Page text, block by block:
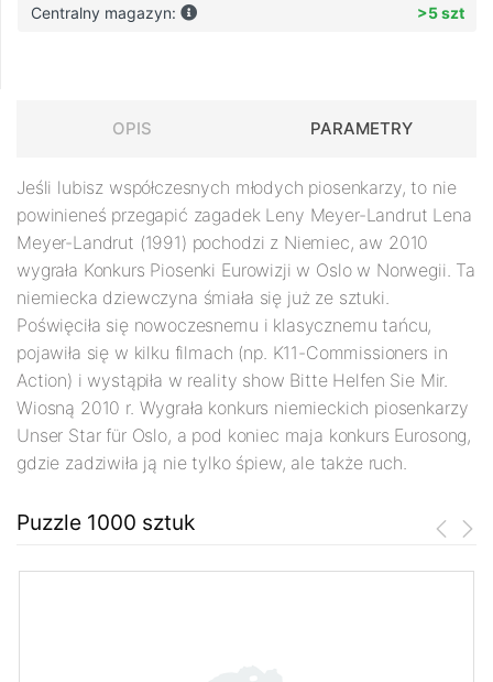
Centralny magazyn: >5 szt
OPIS PARAMETRY
Jeśli lubisz współczesnych młodych piosenkarzy, to nie
powinieneś przegapić zagadek Leny Meyer-Landrut Lena
Meyer-Landrut (1991) pochodzi z Niemiec, aw 2010
wygrała Konkurs Piosenki Eurowizji w Oslo w Norwegii. Ta
niemiecka dziewczyna śmiała się już ze sztuki.
Poświęciła się nowoczesnemu i klasycznemu tańcu,
pojawiła się w kilku filmach (np. K11-Commissioners in
Action) i wystąpiła w reality show Bitte Helfen Sie Mir.
Wiosną 2010 r. Wygrała konkurs niemieckich piosenkarzy
Unser Star für Oslo, a pod koniec maja konkurs Eurosong,
gdzie zadziwiła ją nie tylko śpiew, ale także ruch.
Puzzle 1000 sztuk